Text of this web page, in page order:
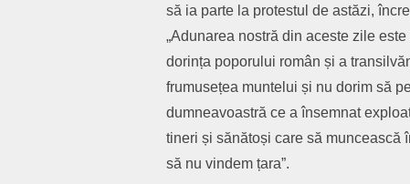
să ia parte la protestul de astăzi,
„Adunarea nostră din aceste zile
dorința poporului român și a
frumusețea muntelui și nu dorim să
dumneavoastră ce a însemnat
tineri și sănătoși care să muncească
să nu vindem țara”.